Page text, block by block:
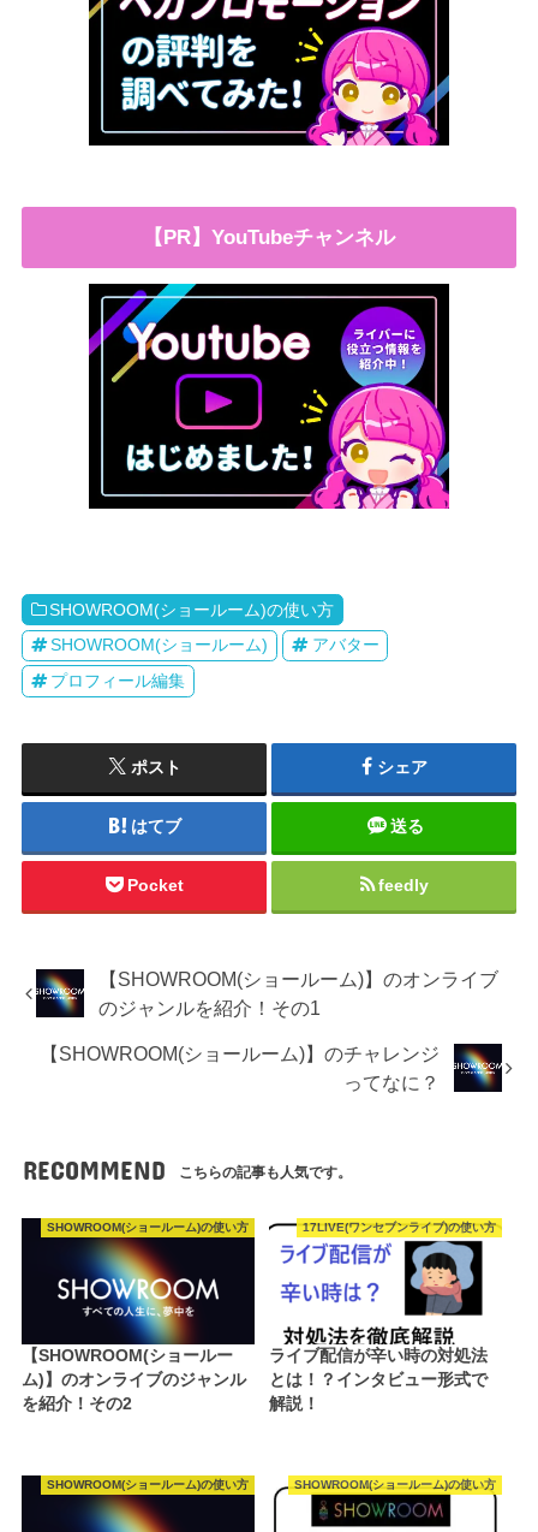
【PR】YouTubeチャンネル
SHOWROOM(ショールーム)の使い方
SHOWROOM(ショールーム)
アバター
プロフィール編集
ポスト シェア
はてブ 送る
Pocket feedly
【SHOWROOM(ショールーム)】のオンライブ
のジャンルを紹介！その1
【SHOWROOM(ショールーム)】のチャレンジ
ってなに？
RECOMMEND こちらの記事も人気です。
SHOWROOM(ショールーム)の使い方
【SHOWROOM(ショールー
ム)】のオンライブのジャンル
を紹介！その2
17LIVE(ワンセブンライブ)の使い方
ライブ配信が辛い時の対処法
とは！？インタビュー形式で
解説！
SHOWROOM(ショールーム)の使い方 SHOWROOM(ショールーム)の使い方